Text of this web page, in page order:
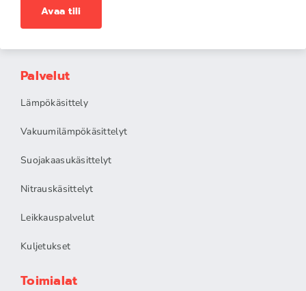
Avaa tili
Palvelut
Lämpökäsittely
Vakuumilämpökäsittelyt
Suojakaasukäsittelyt
Nitrauskäsittelyt
Leikkauspalvelut
Kuljetukset
Toimialat